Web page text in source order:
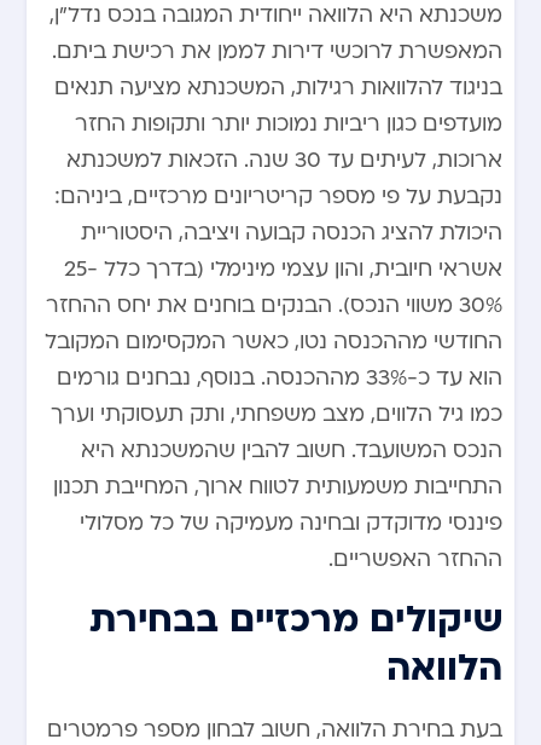
משכנתא היא הלוואה ייחודית המגובה בנכס נדל”ן,
המאפשרת לרוכשי דירות לממן את רכישת ביתם.
בניגוד להלוואות רגילות, המשכנתא מציעה תנאים
מועדפים כגון ריביות נמוכות יותר ותקופות החזר
ארוכות, לעיתים עד 30 שנה. הזכאות למשכנתא
נקבעת על פי מספר קריטריונים מרכזיים, ביניהם:
היכולת להציג הכנסה קבועה ויציבה, היסטוריית
אשראי חיובית, והון עצמי מינימלי (בדרך כלל 25-
30% משווי הנכס). הבנקים בוחנים את יחס ההחזר
החודשי מההכנסה נטו, כאשר המקסימום המקובל
הוא עד כ-33% מההכנסה. בנוסף, נבחנים גורמים
כמו גיל הלווים, מצב משפחתי, ותק תעסוקתי וערך
הנכס המשועבד. חשוב להבין שהמשכנתא היא
התחייבות משמעותית לטווח ארוך, המחייבת תכנון
פיננסי מדוקדק ובחינה מעמיקה של כל מסלולי
ההחזר האפשריים.
שיקולים מרכזיים בבחירת
הלוואה
בעת בחירת הלוואה, חשוב לבחון מספר פרמטרים